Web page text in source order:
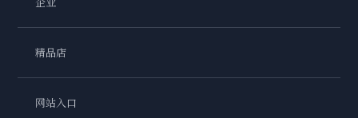
精品店
网站入口